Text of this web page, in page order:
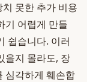
못한 추가 비용
기 어렵게 만들
쉽습니다. 이러
을지 몰라도, 장
심각하게 훼손합